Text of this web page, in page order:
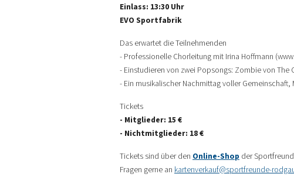
Einlass: 13:30 Uhr
EVO Sportfabrik
Das erwartet die Teilnehmenden
- Professionelle Chorleitung mit Irina Hoffmann
- Einstudieren von zwei Popsongs: Zombie von
- Ein musikalischer Nachmittag voller Gemeinschaft,
Tickets
- Mitglieder: 15 €
- Nichtmitglieder: 18 €
Tickets sind über den Online-Shop der
Fragen gerne an kartenverkauf@sportfreunde-